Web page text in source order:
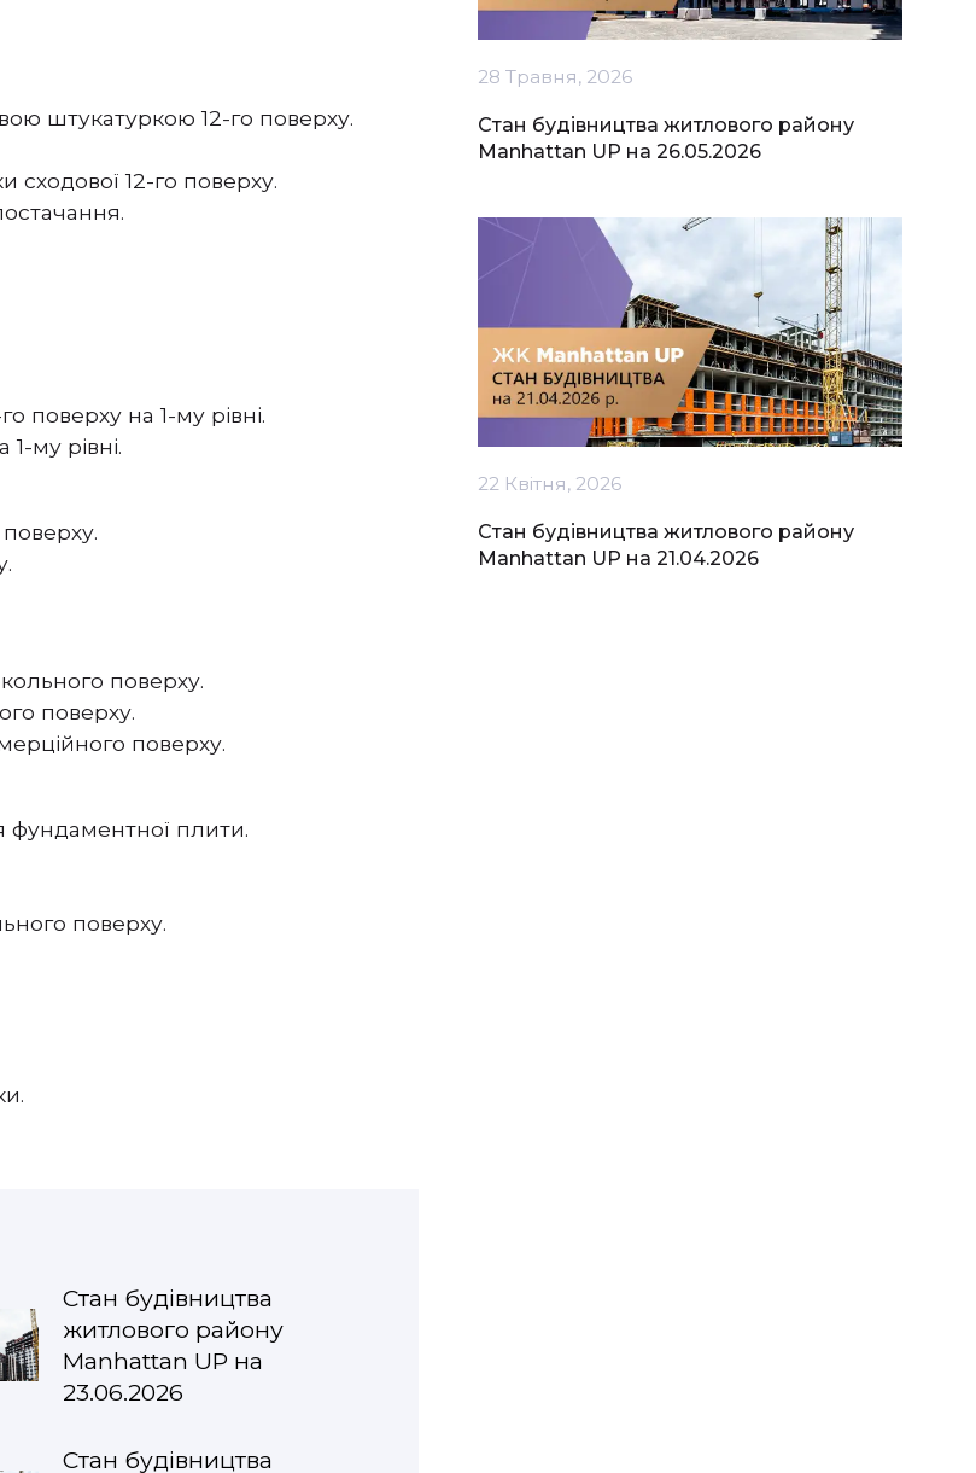
штукатуркою 12-го поверху.
12-го поверху.
поверху на 1-му рівні.
му рівні.
поверху.
поверху.
поверху.
фундаментної плити.
поверху.
Стан будівництва
житлового району
Manhattan UP на
23.06.2026
Стан будівництва
28 Травня, 2026
Стан будівництва житлового району
Manhattan UP на 26.05.2026
22 Квітня, 2026
Стан будівництва житлового району
Manhattan UP на 21.04.2026